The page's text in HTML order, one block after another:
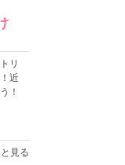
リ
近
！
見る